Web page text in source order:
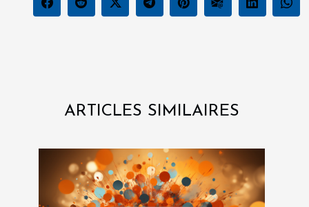
ARTICLES SIMILAIRES